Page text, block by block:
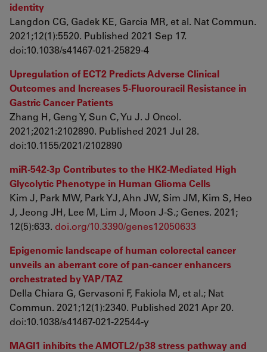
identity
Langdon CG, Gadek KE, Garcia MR, et al. Nat Commun.
2021;12(1):5520. Published 2021 Sep 17.
doi:10.1038/s41467-021-25829-4
Upregulation of ECT2 Predicts Adverse Clinical
Outcomes and Increases 5-Fluorouracil Resistance in
Gastric Cancer Patients
Zhang H, Geng Y, Sun C, Yu J. J Oncol.
2021;2021:2102890. Published 2021 Jul 28.
doi:10.1155/2021/2102890
miR-542-3p Contributes to the HK2-Mediated High
Glycolytic Phenotype in Human Glioma Cells
Kim J, Park MW, Park YJ, Ahn JW, Sim JM, Kim S, Heo
J, Jeong JH, Lee M, Lim J, Moon J-S.; Genes. 2021;
12(5):633. doi.org/10.3390/genes12050633
Epigenomic landscape of human colorectal cancer
unveils an aberrant core of pan-cancer enhancers
orchestrated by YAP/TAZ
Della Chiara G, Gervasoni F, Fakiola M, et al.; Nat
Commun. 2021;12(1):2340. Published 2021 Apr 20.
doi:10.1038/s41467-021-22544-y
MAGI1 inhibits the AMOTL2/p38 stress pathway and